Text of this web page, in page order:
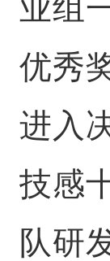
业组
优秀
进入
技感
队研